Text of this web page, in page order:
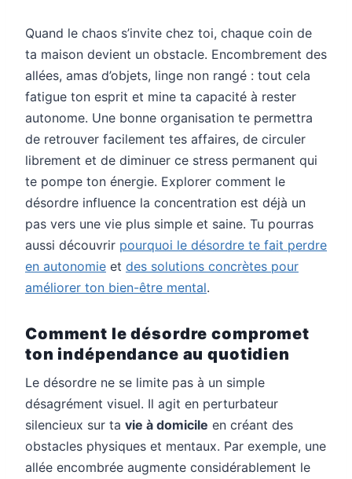
Quand le chaos s’invite chez toi, chaque coin de
ta maison devient un obstacle. Encombrement des
allées, amas d’objets, linge non rangé : tout cela
fatigue ton esprit et mine ta capacité à rester
autonome. Une bonne organisation te permettra
de retrouver facilement tes affaires, de circuler
librement et de diminuer ce stress permanent qui
te pompe ton énergie. Explorer comment le
désordre influence la concentration est déjà un
pas vers une vie plus simple et saine. Tu pourras
aussi découvrir pourquoi le désordre te fait perdre
en autonomie et des solutions concrètes pour
améliorer ton bien-être mental.
Comment le désordre compromet
ton indépendance au quotidien
Le désordre ne se limite pas à un simple
désagrément visuel. Il agit en perturbateur
silencieux sur ta vie à domicile en créant des
obstacles physiques et mentaux. Par exemple, une
allée encombrée augmente considérablement le